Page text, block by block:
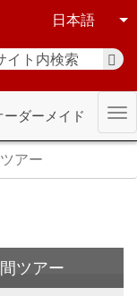
日本語
ーダーメイド
アー
ツアー